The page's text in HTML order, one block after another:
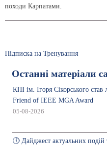
походи Карпатами.
Підписка на Тренування
Останні матеріали
КПІ ім. Ігоря Сікорського став
Friend of IEEE MGA Award
05-08-2026
🕔 Дайджест актуальних подій